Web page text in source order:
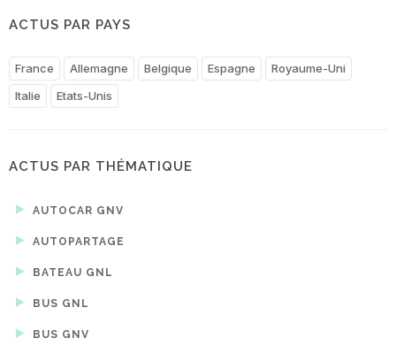
ACTUS PAR PAYS
France Allemagne Belgique Espagne
Royaume-Uni
Italie
Etats-Unis
ACTUS PAR THÉMATIQUE
AUTOCAR GNV
AUTOPARTAGE
BATEAU GNL
BUS GNL
BUS GNV